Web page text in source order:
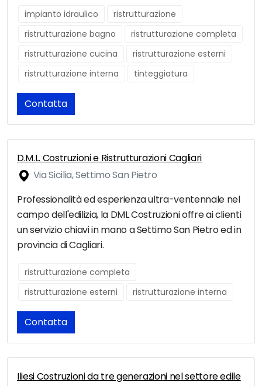
impianto idraulico
ristrutturazione
ristrutturazione bagno
ristrutturazione completa
ristrutturazione cucina
ristrutturazione esterni
ristrutturazione interna
tinteggiatura
Contatta
D.M.L. Costruzioni e Ristrutturazioni Cagliari
Via Sicilia, Settimo San Pietro
Professionalità ed esperienza ultra-ventennale nel
campo dell'edilizia, la DML Costruzioni offre ai clienti
un servizio chiavi in mano a Settimo San Pietro ed in
provincia di Cagliari.
ristrutturazione completa
ristrutturazione esterni
ristrutturazione interna
Contatta
Iliesi Costruzioni da tre generazioni nel settore edile